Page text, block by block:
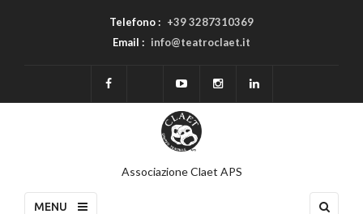
Telefono : +39 3287310369
Email : info@teatroclaet.it
Associazione Claet APS
MENU